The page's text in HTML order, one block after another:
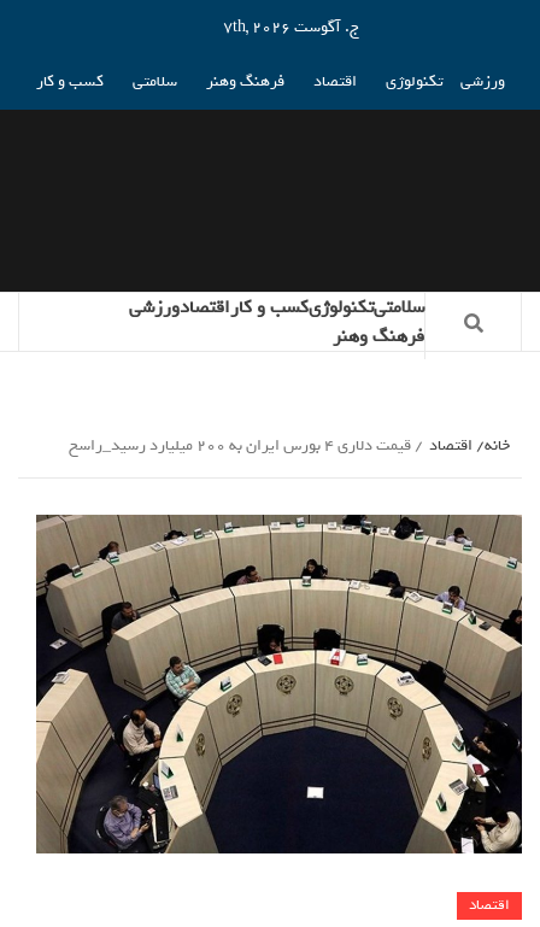
ج. آگوست 7th, 2026
ورزشی تکنولوژی اقتصاد فرهنگ وهنر سلامتی کسب و کار
سلامتیتکنولوژیکسب و کاراقتصادورزشی
فرهنگ وهنر
خانه اقتصاد قیمت دلاری 4 بورس ایران به 200 میلیارد رسید_راسخ
اقتصاد